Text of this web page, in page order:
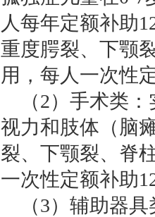
人每年定额补助
重度腭裂、下颚
用，每人一次性
（2）手术类：
视力和肢体（脑
裂、下颚裂、脊
一次性定额补助
（3）辅助器具